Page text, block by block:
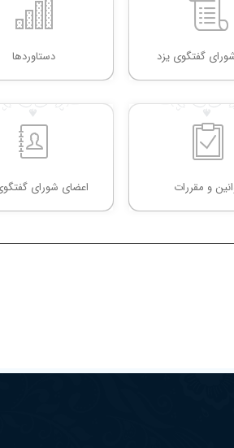
گفتگوی یزد دستاوردها
و مقررات اعضای شورای